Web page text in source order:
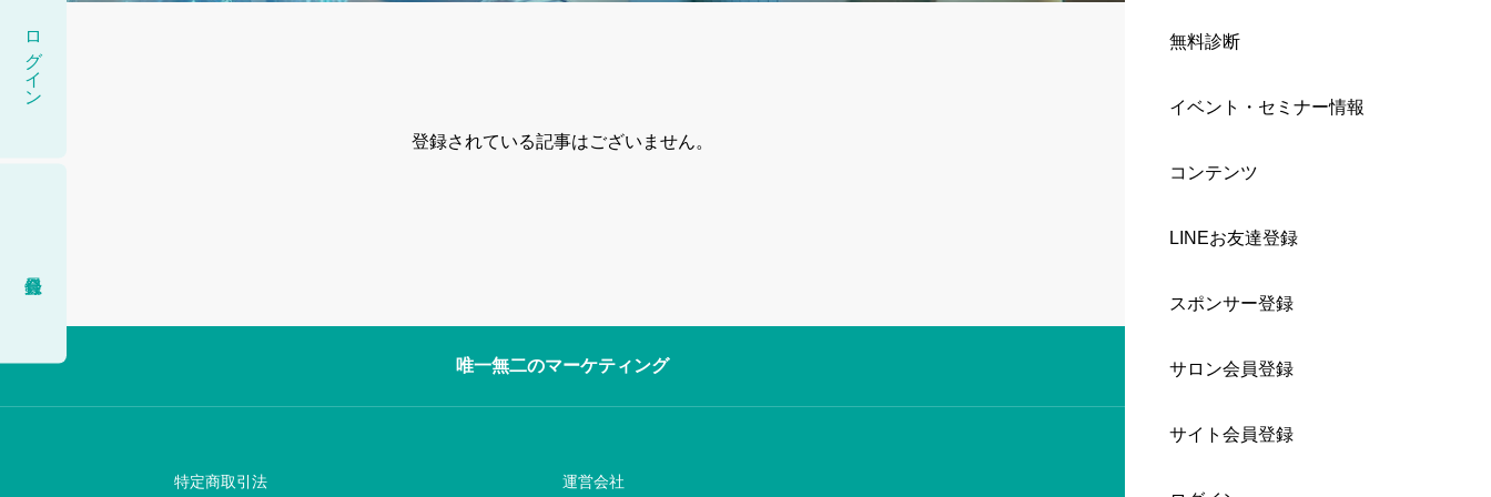
無料診断
イベント・セミナー情報
コンテンツ
LINEお友達登録
スポンサー登録
サロン会員登録
サイト会員登録
登録されている記事はございません。
唯一無二のマーケティング
特定商取引法 運営会社
ログイン